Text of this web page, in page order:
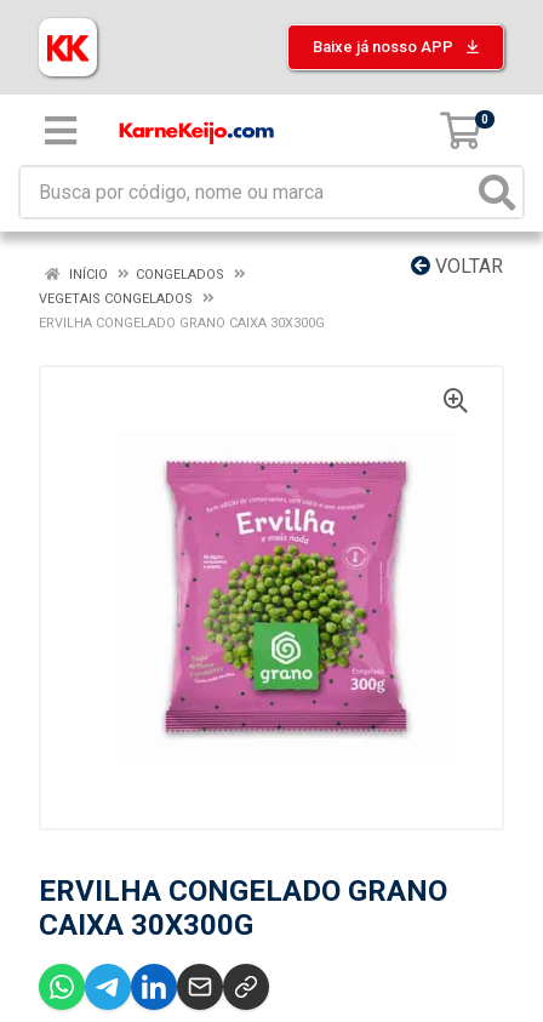
Baixe já nosso APP
0
VOLTAR
INÍCIO
CONGELADOS
VEGETAIS CONGELADOS
ERVILHA CONGELADO GRANO CAIXA 30X300G
ERVILHA CONGELADO GRANO
CAIXA 30X300G